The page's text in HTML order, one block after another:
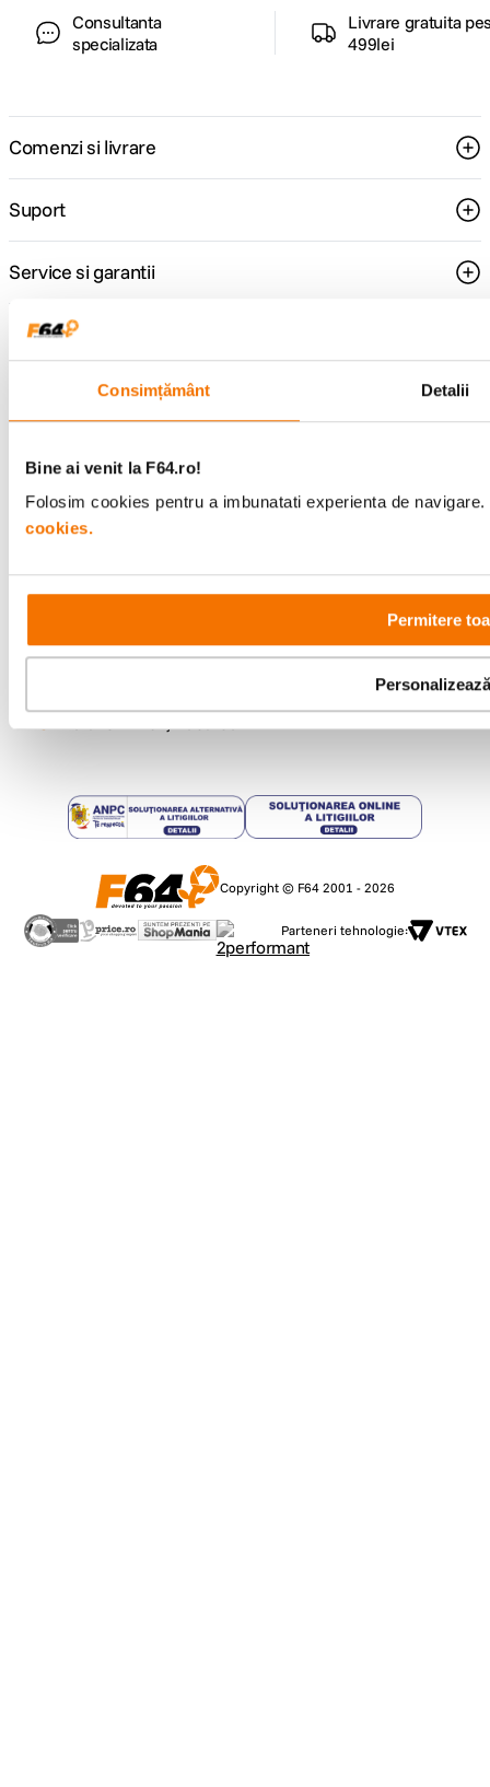
Consimțământ Detalii
Bine ai venit la F64.ro!
Folosim cookies pentru a imbunatati experienta de
cookies.
Permitere
Personalizează
Consultanta
specializata
Livrare gratuita
499lei
Comenzi si livrare
Suport
Service si garantii
F64 Studio
+40 21 270 0050
Program de lucru
Bd-ul Unirii 64, Bucuresti
Copyright © F64 2001 - 2026
Parteneri tehnologie: